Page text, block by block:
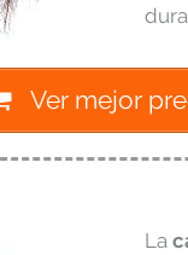
Ver mejor
La